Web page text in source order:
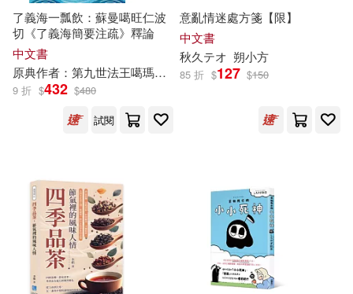
查爾斯．菲爾莫爾(7) 淡霞(7)
田秋(7) 盛秋(7)
盧秋瑩(7) 石田衣良(7)
秋濃林意(7)
秋重学(7)
四川人民出版社(24)
四川大學出版社(24)
浙江文藝出版社(24)
西安出版社(24)
青島出版社(24) 音樂之橋(24)
了義海一瓢飲：蘇曼噶旺仁波
切《了義海簡要注疏》釋論
中文書
原典作者：第九世法王噶瑪巴 旺
秋多傑 釋論作者：第二世波卡
9 折 $432 $480
試閱
意亂情迷處方箋【限】
中文書
秋久テオ 朔小方
85 折 $127 $150